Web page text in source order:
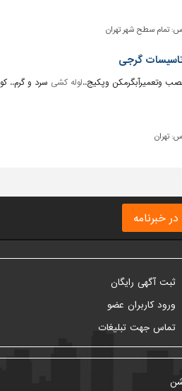
تمام سطح شهر تهران
گرجی
وتعمیرآبگرمکن وپکیج..لوله کشی سرد و گرم..
تهران
خبرنامه
ثبت آگهی رایگان
ورود کاربران عضو
تماس جهت تبلیغات